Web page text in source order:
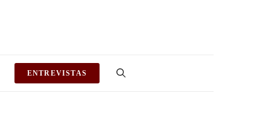
ENTREVISTAS